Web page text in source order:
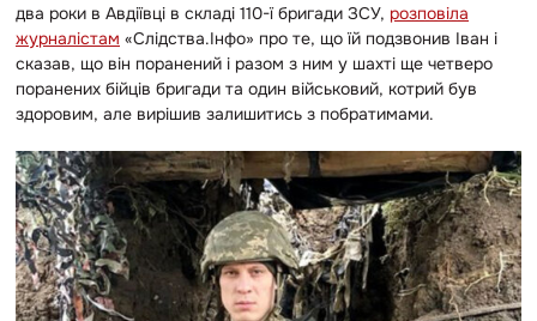
два роки в Авдіївці в складі 110-ї бригади ЗСУ, розповіла
журналістам «Слідства.Інфо» про те, що їй подзвонив Іван і
сказав, що він поранений і разом з ним у шахті ще четверо
поранених бійців бригади та один військовий, котрий був
здоровим, але вирішив залишитись з побратимами.